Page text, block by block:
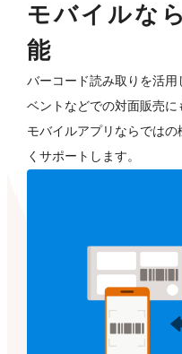
モバイルな
能
バーコード読み取りを活
ベントなどでの対面販売に
モバイルアプリならでは
くサポートします。